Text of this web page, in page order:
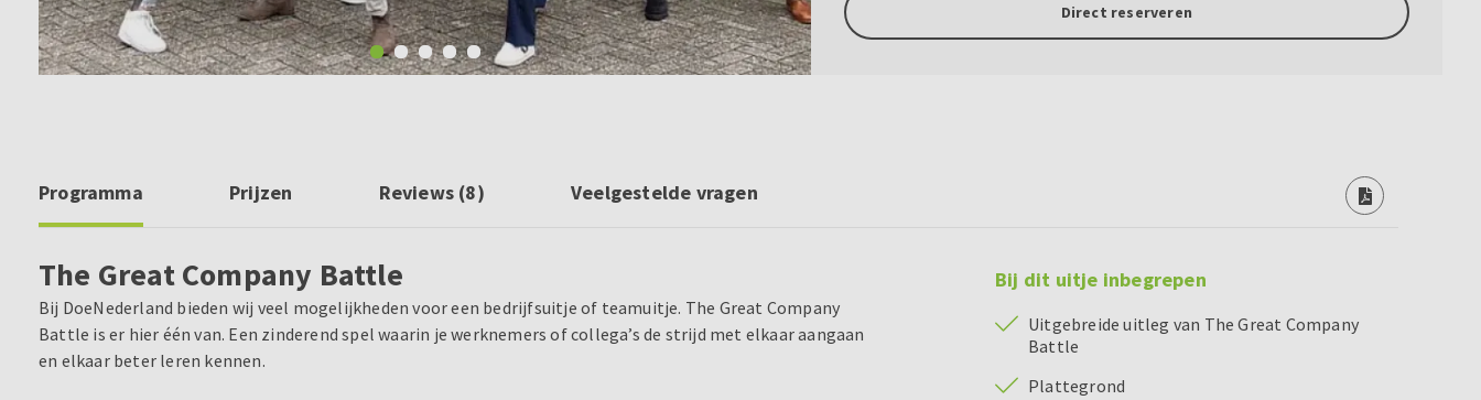
Direct reserveren
Programma Prijzen Reviews (8) Veelgestelde vragen
The Great Company Battle
Bij DoeNederland bieden wij veel mogelijkheden voor een bedrijfsuitje of teamuitje. The Great Company
Battle is er hier één van. Een zinderend spel waarin je werknemers of collega’s de strijd met elkaar aangaan
en elkaar beter leren kennen.
Bij dit uitje inbegrepen
Uitgebreide uitleg van The Great Company
Battle
Plattegrond